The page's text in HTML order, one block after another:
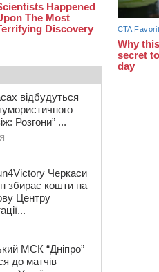
відбудуться
Розгони” ...
Черкаси
збирає кошти на
Центру
МСК “Дніпро”
до матчів